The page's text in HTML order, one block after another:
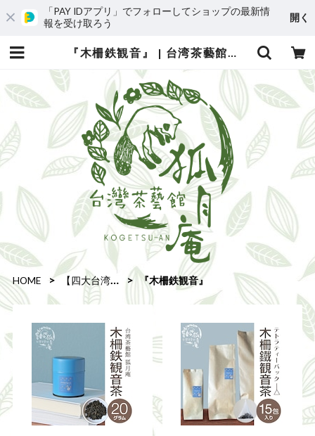
「PAY IDアプリ」でフォローしてショップの最新情
報を受け取ろう
開く
『木柵鉄観音』 | 台湾茶藝館 台湾茶カフェ 狐月庵
HOME 【四大台湾茶】 『木柵鉄観音』